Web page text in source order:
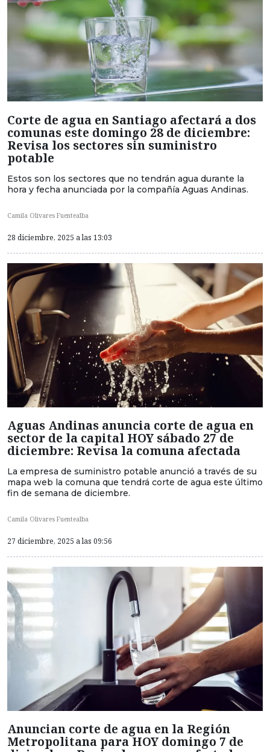
Corte de agua en Santiago afectará a dos
comunas este domingo 28 de diciembre:
Revisa los sectores sin suministro
potable
Estos son los sectores que no tendrán agua durante la
hora y fecha anunciada por la compañía Aguas Andinas.
Camila Olivares Fuentealba
28 diciembre, 2025 a las 13:03
Aguas Andinas anuncia corte de agua en
sector de la capital HOY sábado 27 de
diciembre: Revisa la comuna afectada
La empresa de suministro potable anunció a través de su
mapa web la comuna que tendrá corte de agua este último
fin de semana de diciembre.
Camila Olivares Fuentealba
27 diciembre, 2025 a las 09:56
Anuncian corte de agua en la Región
Metropolitana para HOY domingo 7 de